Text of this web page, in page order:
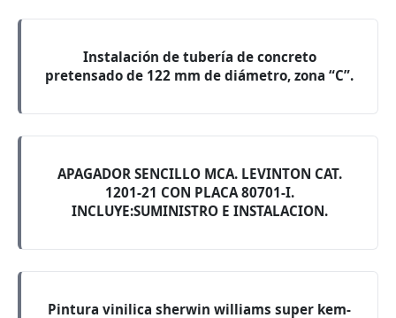
Instalación de tubería de concreto
pretensado de 122 mm de diámetro, zona “C”.
APAGADOR SENCILLO MCA. LEVINTON CAT.
1201-21 CON PLACA 80701-I.
INCLUYE:SUMINISTRO E INSTALACION.
Pintura vinilica sherwin williams super kem-